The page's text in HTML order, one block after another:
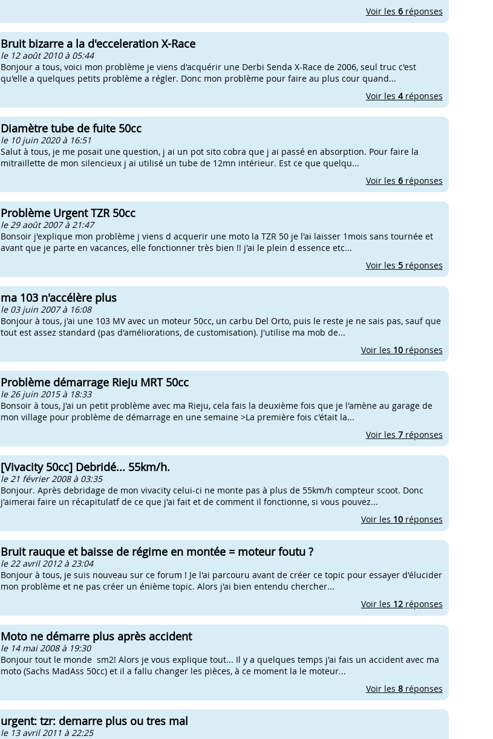
Voir les 6réponses
Bruit bizarre a la d'ecceleration X-Race
le 12 août 2010 à 05:44
Bonjour a tous, voici mon problème je viens d'acquérir une Derbi Senda X-Race de 2006, seul truc c'est
qu'elle a quelques petits problème a régler. Donc mon problème pour faire au plus cour quand...
Voir les 4réponses
Diamètre tube de fuite 50cc
le 10 juin 2020 à 16:51
Salut à tous, je me posait une question, j ai un pot sito cobra que j ai passé en absorption. Pour faire la
mitraillette de mon silencieux j ai utilisé un tube de 12mn intérieur. Est ce que quelqu...
Voir les 6réponses
Problème Urgent TZR 50cc
le 29 août 2007 à 21:47
Bonsoir j'explique mon problème j viens d acquerir une moto la TZR 50 je l'ai laisser 1mois sans tournée et
avant que je parte en vacances, elle fonctionner très bien !! j'ai le plein d essence etc...
Voir les 5réponses
ma 103 n'accélère plus
le 03 juin 2007 à 16:08
Bonjour à tous, j'ai une 103 MV avec un moteur 50cc, un carbu Del Orto, puis le reste je ne sais pas, sauf que
tout est assez standard (pas d'améliorations, de customisation). J'utilise ma mob de...
Voir les 10réponses
Problème démarrage Rieju MRT 50cc
le 26 juin 2015 à 18:33
Bonsoir à tous, J'ai un petit problème avec ma Rieju, cela fais la deuxième fois que je l'amène au garage de
mon village pour problème de démarrage en une semaine >La première fois c'était la...
Voir les 7réponses
[Vivacity 50cc] Debridé... 55km/h.
le 21 février 2008 à 03:35
Bonjour. Après debridage de mon vivacity celui-ci ne monte pas à plus de 55km/h compteur scoot. Donc
j'aimerai faire un récapitulatf de ce que j'ai fait et de comment il fonctionne, si vous pouvez...
Voir les 10réponses
Bruit rauque et baisse de régime en montée = moteur foutu ?
le 22 avril 2012 à 23:04
Bonjour à tous, je suis nouveau sur ce forum ! Je l'ai parcouru avant de créer ce topic pour essayer d'élucider
mon problème et ne pas créer un énième topic. Alors j'ai bien entendu chercher...
Voir les 12réponses
Moto ne démarre plus après accident
le 14 mai 2008 à 19:30
Bonjour tout le monde sm2! Alors je vous explique tout... Il y a quelques temps j'ai fais un accident avec ma
moto (Sachs MadAss 50cc) et il a fallu changer les pièces, à ce moment la le moteur...
Voir les 8réponses
urgent: tzr: demarre plus ou tres mal
le 13 avril 2011 à 22:25